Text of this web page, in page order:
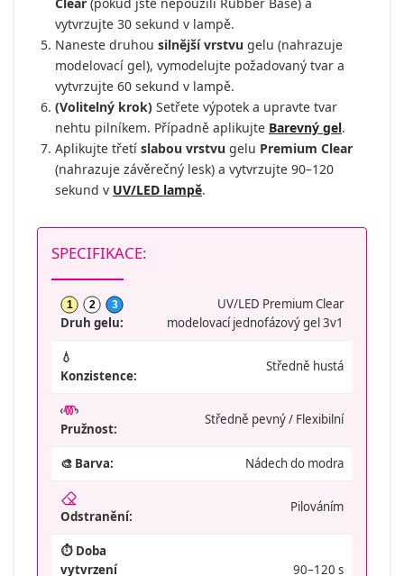
vytvrzujte 30 sekund v lampě.
Naneste druhou silnější vrstvu gelu (nahrazuje
modelovací gel), vymodelujte požadovaný tvar a
vytvrzujte 60 sekund v lampě.
(Volitelný krok) Setřete výpotek a upravte tvar
nehtu pilníkem. Případně aplikujte Barevný gel.
Aplikujte třetí slabou vrstvu gelu Premium Clear
(nahrazuje závěrečný lesk) a vytvrzujte 90–120
sekund v UV/LED lampě.
SPECIFIKACE:
1 2 3
Druh gelu:
UV/LED Premium Clear
modelovací jednofázový gel 3v1
💧
Konzistence:
Středně hustá
Pružnost:
Středně pevný / Flexibilní
🎨 Barva: Nádech do modra
Odstranění:
Pilováním
⏱️ Doba
vytvrzení
90–120 s